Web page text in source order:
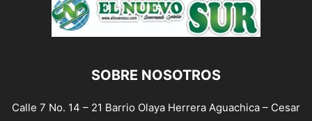
SOBRE NOSOTROS
Calle 7 No. 14 – 21 Barrio Olaya Herrera Aguachica – Cesar